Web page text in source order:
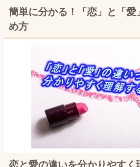
対面相談について
【無料プレゼント】男性心理の見極め方マ
恋愛メール講座～自分磨き・出会い編～
恋愛メール講座～片思い・告白編～
簡単に分かる！「恋」と「愛
め方
恋と愛の違いを分かりやすく